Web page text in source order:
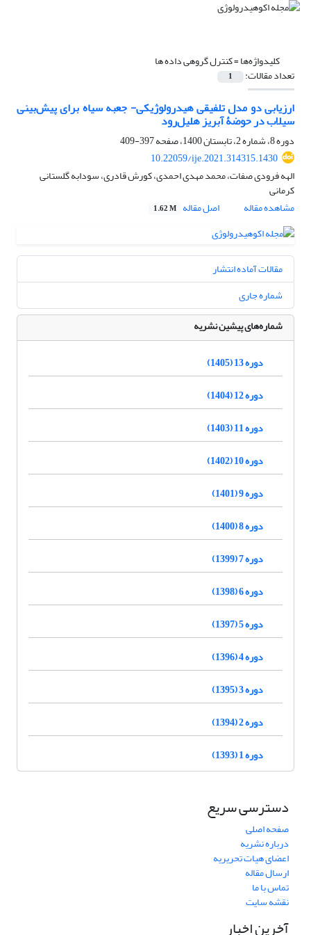
کلیدواژه‌ها =کنترل گروهی داده ‏ها
تعداد مقالات: 1
ارزیابی دو مدل تلفیقی هیدرولوژیکی- جعبه‏ سیاه برای پیش‌بینی
سیلاب در حوضۀ آبریز هلیل‌رود
دوره 8، شماره 2، تابستان 1400، صفحه
397-409
10.22059/ije.2021.314315.1430
الهه فرودی صفات، محمد مهدی احمدی، کورش قادری، سودابه گلستانی
کرمانی
مشاهده مقاله
اصل مقاله 1.62 M
مقالات آماده انتشار
شماره جاری
شماره‌های پیشین نشریه
دوره 13 (1405)
دوره 12 (1404)
دوره 11 (1403)
دوره 10 (1402)
دوره 9 (1401)
دوره 8 (1400)
دوره 7 (1399)
دوره 6 (1398)
دوره 5 (1397)
دوره 4 (1396)
دوره 3 (1395)
دوره 2 (1394)
دوره 1 (1393)
دسترسی سریع
صفحه اصلی
درباره نشریه
اعضای هیات تحریریه
ارسال مقاله
تماس با ما
نقشه سایت
آخرین اخبار